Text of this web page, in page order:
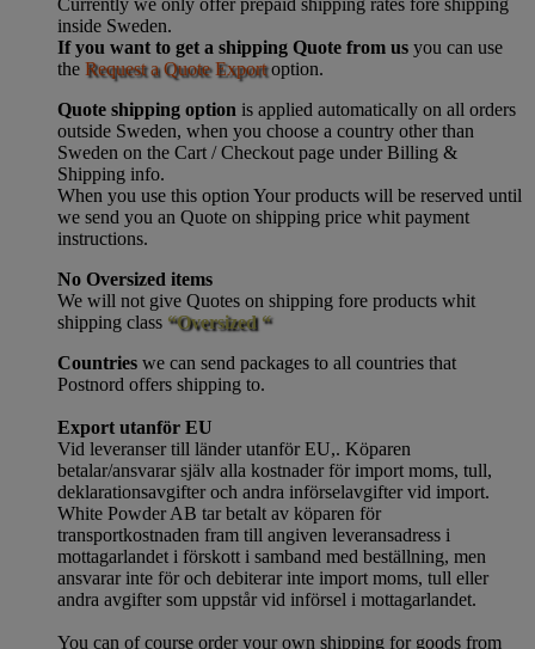
inside Sweden.
If you want to get a shipping Quote from us you can use
the Request a Quote Exportoption.
Quote shipping option is applied automatically on all orders
outside Sweden, when you choose a country other than
Sweden on the Cart / Checkout page under Billing &
Shipping info.
When you use this option Your products will be reserved until
we send you an Quote on shipping price whit payment
instructions.
No Oversized items
We will not give Quotes on shipping fore products whit
shipping class “Oversized “
Countries we can send packages to all countries that
Postnord offers shipping to.
Export utanför EU
Vid leveranser till länder utanför EU,. Köparen
betalar/ansvarar själv alla kostnader för import moms, tull,
deklarationsavgifter och andra införselavgifter vid import.
White Powder AB tar betalt av köparen för
transportkostnaden fram till angiven leveransadress i
mottagarlandet i förskott i samband med beställning, men
ansvarar inte för och debiterar inte import moms, tull eller
andra avgifter som uppstår vid införsel i mottagarlandet.
You can of course order your own shipping for goods from